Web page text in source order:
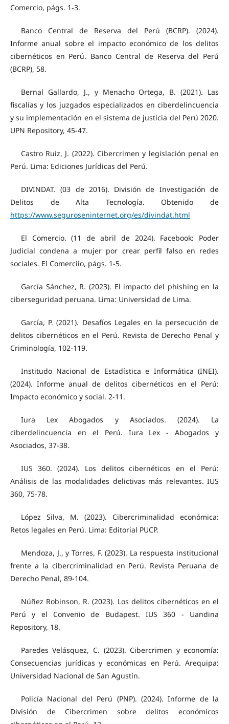
Comercio, págs. 1-3.
Banco Central de Reserva del Perú (BCRP). (2024).
Informe anual sobre el impacto económico de los delitos
cibernéticos en Perú. Banco Central de Reserva del Perú
(BCRP), 58.
Bernal Gallardo, J., y Menacho Ortega, B. (2021). Las
fiscalías y los juzgados especializados en ciberdelincuencia
y su implementación en el sistema de justicia del Perú 2020.
UPN Repository, 45-47.
Castro Ruiz, J. (2022). Cibercrimen y legislación penal en
Perú. Lima: Ediciones Jurídicas del Perú.
DIVINDAT. (03 de 2016). División de Investigación de
Delitos de Alta Tecnología. Obtenido de
https://www.seguroseninternet.org/es/divindat.html
El Comercio. (11 de abril de 2024). Facebook: Poder
Judicial condena a mujer por crear perfil falso en redes
sociales. El Comerciio, págs. 1-5.
García Sánchez, R. (2023). El impacto del phishing en la
ciberseguridad peruana. Lima: Universidad de Lima.
García, P. (2021). Desafíos Legales en la persecución de
delitos cibernéticos en el Perú. Revista de Derecho Penal y
Criminología, 102-119.
Institudo Nacional de Estadística e Informática (INEI).
(2024). Informe anual de delitos cibernéticos en el Perú:
Impacto económico y social. 2-11.
Iura Lex Abogados y Asociados. (2024). La
ciberdelincuencia en el Perú. Iura Lex - Abogados y
Asociados, 37-38.
IUS 360. (2024). Los delitos cibernéticos en el Perú:
Análisis de las modalidades delictivas más relevantes. IUS
360, 75-78.
López Silva, M. (2023). Cibercriminalidad económica:
Retos legales en Perú. Lima: Editorial PUCP.
Mendoza, J., y Torres, F. (2023). La respuesta institucional
frente a la cibercriminalidad en Perú. Revista Peruana de
Derecho Penal, 89-104.
Núñez Robinson, R. (2023). Los delitos cibernéticos en el
Perú y el Convenio de Budapest. IUS 360 - Uandina
Repository, 18.
Paredes Velásquez, C. (2023). Cibercrimen y economía:
Consecuencias jurídicas y económicas en Perú. Arequipa:
Universidad Nacional de San Agustín.
Policía Nacional del Perú (PNP). (2024). Informe de la
División de Cibercrimen sobre delitos económicos